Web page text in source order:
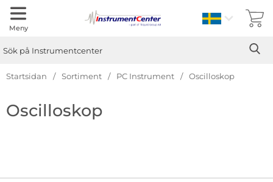
Meny Sverige
Startsidan Sortiment PC Instrument Oscilloskop
till
Oscilloskop